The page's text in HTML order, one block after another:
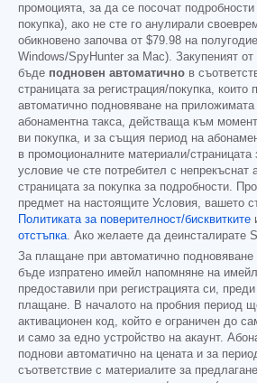
промоцията, за да се посочат подробности
покупка), ако не сте го анулирали
обикновено започва от $79.98 на
Windows/SpyHunter за Mac). Закупеният
бъде подновен автоматично в
страницата за регистрация/покупка, които
автоматично подновяване на приложимата
абонаментна такса, действаща към
ви покупка, и за същия период на
в промоционалните материали/страницата
условие че сте потребител с
страницата за покупка за подробности.
предмет на настоящите Условия, вашето
Политиката за поверителност/бисквитките
отстъпка. Ако желаете да деинсталирате
За плащане при автоматично
бъде изпратено имейл напомняне на
предоставили при регистрацията си,
плащане. В началото на пробния период
активационен код, който е ограничен до
и само за едно устройство на акаунт.
поднови автоматично на цената и за
съответствие с материалите за